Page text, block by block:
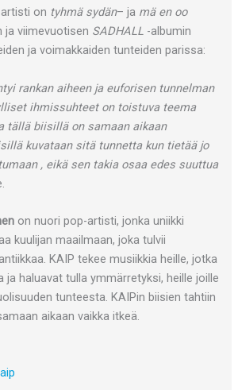
on tyhmä sydän– ja mä en oo
ja viimevuotisen SADHALL -albumin
ja voimakkaiden tunteiden parissa:
rankan aiheen ja euforisen tunnelman
ihmissuhteet on toistuva teema
tällä biisillä on samaan aikaan
kuvataan sitä tunnetta kun tietää jo
, eikä sen takia osaa edes suuttua
on nuori pop-artisti, jonka uniikki
kuulijan maailmaan, joka tulvii
KAIP tekee musiikkia heille, jotka
ja haluavat tulla ymmärretyksi, heille joille
tunteesta. KAIPin biisien tahtiin
aikaan vaikka itkeä.